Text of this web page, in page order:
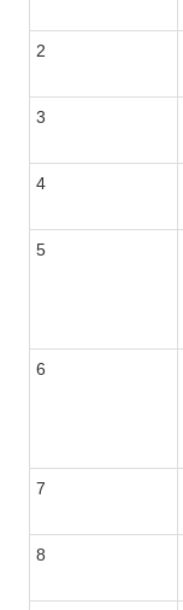
2
3
4
5
6
7
8